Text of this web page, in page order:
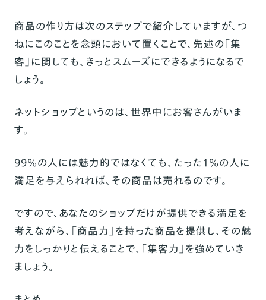
商品の作り方は次のステップで紹介していますが、つ
ねにこのことを念頭において置くことで、先述の「集
客」に関しても、きっとスムーズにできるようになるで
しょう。
ネットショップというのは、世界中にお客さんがいま
す。
99%の人には魅力的ではなくても、たった1%の人に
満足を与えられれば、その商品は売れるのです。
ですので、あなたのショップだけが提供できる満足を
考えながら、「商品力」を持った商品を提供し、その魅
力をしっかりと伝えることで、「集客力」を強めていき
ましょう。